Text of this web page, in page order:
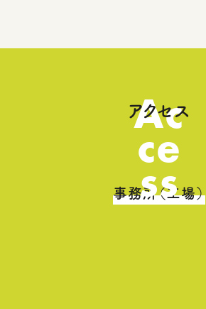
Ac
ce
ss
アクセス
事務所（工場）